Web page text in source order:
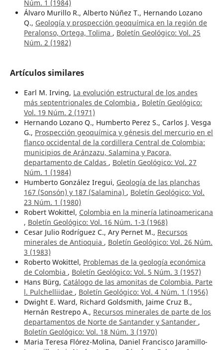
Núm. 1 (1984)
Álvaro Murillo R., Alberto Núñez T., Hernando Lozano
Q., Geología y prospección geoquímica en la región de
Peralonso, Ortega, Tolima , Boletín Geológico: Vol. 25
Núm. 2 (1982)
Artículos similares
Earl M. Irving, La evolución estructural de los andes
más septentrionales de Colombia , Boletín Geológico:
Vol. 19 Núm. 2 (1971)
Hernando Lozano Q., Humberto Perez S., Carlos J. Vesga
G., Prospección geoquímica y génesis del mercurio en el
flanco occidental de la cordillera Central de Colombia:
municipios de Aránzazu, Salamina y Pacora,
departamento de Caldas , Boletín Geológico: Vol. 27
Núm. 1 (1984)
Humberto González Iregui, Geología de las planchas
167 (Sonsón) y 187 (Salamina) , Boletín Geológico: Vol.
23 Núm. 1 (1980)
Robert Wokittel, Colombia en la minería latinoamericana
, Boletín Geológico: Vol. 16 Núm. 1-3 (1968)
Cesar Julio Rodríguez C., Ary Pernet M., Recursos
minerales de Antioquia , Boletín Geológico: Vol. 26 Núm.
3 (1983)
Roberto Wokittel, Problemas de la geología económica
de Colombia , Boletín Geológico: Vol. 5 Núm. 3 (1957)
Hans Bürg, Catálogo de las amonitas de Colombia. Parte
l. Pulchelliidae , Boletín Geológico: Vol. 4 Núm. 1 (1956)
Dwight E. Ward, Richard Goldsmith, Jaime Cruz B.,
Hernán Restrepo A., Recursos minerales de parte de los
departamentos de Norte de Santander y Santander ,
Boletín Geológico: Vol. 18 Núm. 3 (1970)
Maria Teresa Flórez-Molina, Daniel Francisco Jaramillo-